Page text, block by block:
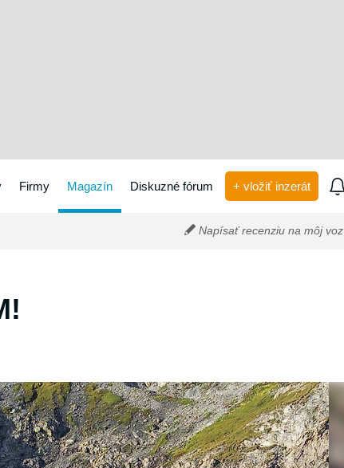
Firmy Magazín Diskuzné fórum + vložiť inzerát
Napísať recenziu na môj voz